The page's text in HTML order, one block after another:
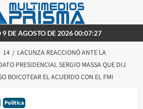
DE AGOSTO DE 2026 00:07:27
14
LACUNZA REACCIONÓ ANTE LA
PRESIDENCIAL SERGIO MASSA QUE DIJ
BOICOTEAR EL ACUERDO CON EL FMI
Politica